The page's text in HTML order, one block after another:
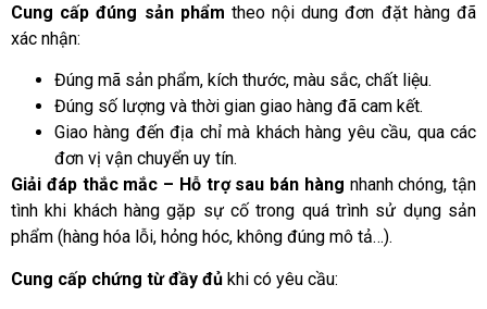
Cung cấp đúng sản phẩm theo nội dung đơn đặt hàng đã
xác nhận:
Đúng mã sản phẩm, kích thước, màu sắc, chất liệu.
Đúng số lượng và thời gian giao hàng đã cam kết.
Giao hàng đến địa chỉ mà khách hàng yêu cầu, qua các
đơn vị vận chuyển uy tín.
Giải đáp thắc mắc – Hỗ trợ sau bán hàng nhanh chóng, tận
tình khi khách hàng gặp sự cố trong quá trình sử dụng sản
phẩm (hàng hóa lỗi, hỏng hóc, không đúng mô tả…).
Cung cấp chứng từ đầy đủ khi có yêu cầu: